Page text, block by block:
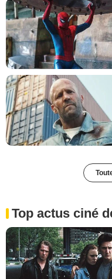
Top actus ciné